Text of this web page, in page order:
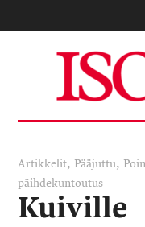
Artikkelit, Pääjuttu,
päihdekuntoutus
Kuiville